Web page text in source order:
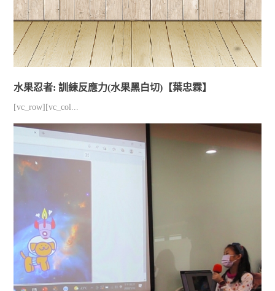
水果忍者: 訓練反應力(水果黑白切)【葉忠霖】
[vc_row][vc_col...